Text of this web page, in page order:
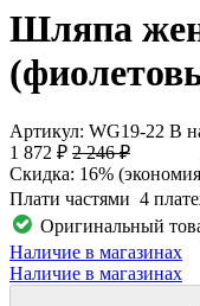
Шляпа
Артикул: WG19-22 В
1 872 ₽ 2 246 ₽
Скидка: 16%
Плати частями 4
Оригинальный
Наличие в магазинах
Наличие в магазинах